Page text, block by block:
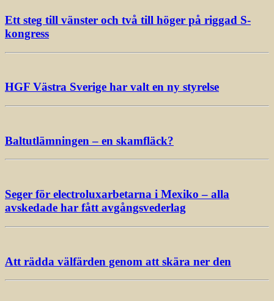
Ett steg till vänster och två till höger på riggad S-
kongress
HGF Västra Sverige har valt en ny styrelse
Baltutlämningen – en skamfläck?
Seger för electroluxarbetarna i Mexiko – alla
avskedade har fått avgångsvederlag
Att rädda välfärden genom att skära ner den